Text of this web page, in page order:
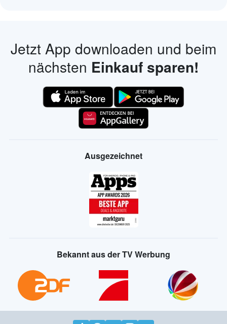
Jetzt App downloaden und beim
nächsten Einkauf sparen!
Ausgezeichnet
Bekannt aus der TV Werbung